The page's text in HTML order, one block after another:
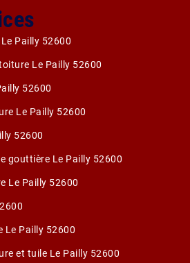
Pailly 52600
Le Pailly 52600
52600
Le Pailly 52600
52600
gouttière Le Pailly 52600
Le Pailly 52600
Le Pailly 52600
et tuile Le Pailly 52600